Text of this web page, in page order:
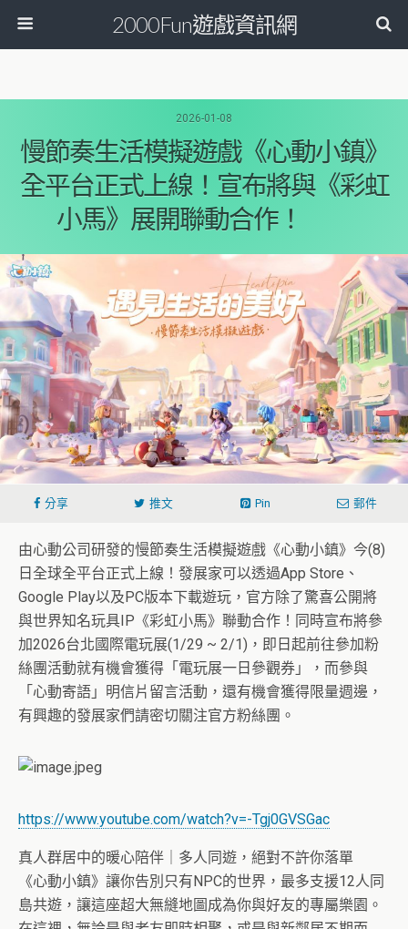
2000Fun遊戲資訊網
2026-01-08
慢節奏生活模擬遊戲《心動小鎮》
全平台正式上線！宣布將與《彩虹
小馬》展開聯動合作！
分享 推文 Pin 郵件
由心動公司研發的慢節奏生活模擬遊戲《心動小鎮》今(8)
日全球全平台正式上線！發展家可以透過App Store、
Google Play以及PC版本下載遊玩， 官方除了驚喜公開將
與世界知名玩具IP《彩虹小馬》聯動合作！ 同時宣布將參
加2026台北國際電玩展(1/29 ~ 2/1)，即日起前往參加粉
絲團活動就有機會獲得「 電玩展一日參觀券」，而參與
「心動寄語」明信片留言活動， 還有機會獲得限量週邊，
有興趣的發展家們請密切關注官方粉絲團。
https://www.youtube.com/watch?v=-Tgj0GVSGac
真人群居中的暖心陪伴｜多人同遊，絕對不許你落單
《心動小鎮》讓你告別只有NPC的世界， 最多支援12人同
島共遊， 讓這座超大無縫地圖成為你與好友的專屬樂園。